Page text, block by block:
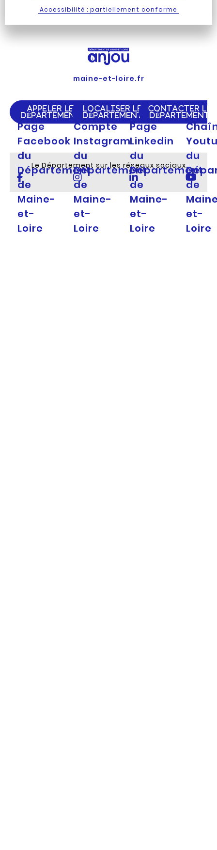
Accessibilité : partiellement conforme
maine-et-loire.fr
APPELER LE
DÉPARTEMENT
LOCALISER LE
DÉPARTEMENT
CONTACTER LE
DÉPARTEMENT
Le Département sur les réseaux sociaux
Page
Facebook
du
Département
de
Maine-
et-
Loire
Compte
Instagram
du
Département
de
Maine-
et-
Loire
Page
Linkedin
du
Département
de
Maine-
et-
Loire
du
de
et-
Loire